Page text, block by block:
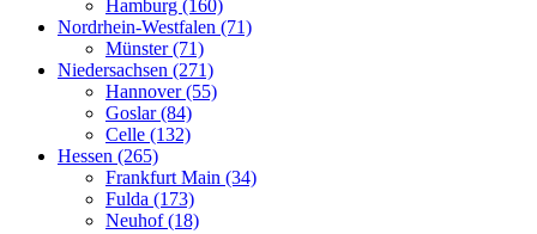
Hamburg (160)
Nordrhein-Westfalen (71)
Münster (71)
Niedersachsen (271)
Hannover (55)
Goslar (84)
Celle (132)
Hessen (265)
Frankfurt Main (34)
Fulda (173)
Neuhof (18)